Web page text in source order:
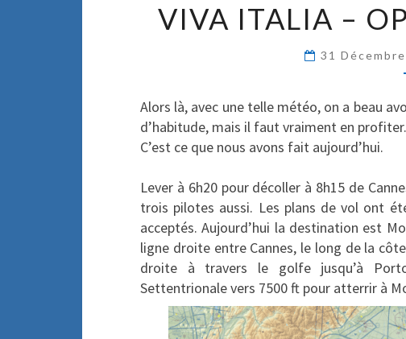
VIVA ITALIA –
31
Alors là, avec une telle météo, on a beau
d’habitude, mais il faut vraiment en profiter.
C’est ce que nous avons fait aujourd’hui.
Lever à 6h20 pour décoller à 8h15 de
trois pilotes aussi. Les plans de vol ont
acceptés. Aujourd’hui la destination est
ligne droite entre Cannes, le long de la
droite à travers le golfe jusqu’à
Settentrionale vers 7500 ft pour atterrir à